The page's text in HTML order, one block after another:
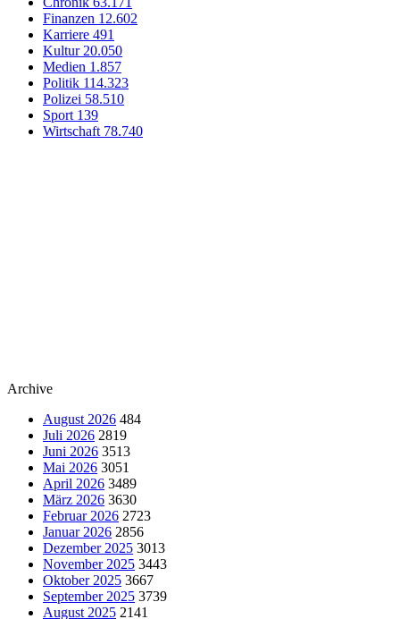
Finanzen 12.602
Karriere 491
Kultur 20.050
Medien 1.857
Politik 114.323
Polizei 58.510
Sport 139
Wirtschaft 78.740
Archive
August 2026 484
Juli 2026 2819
Juni 2026 3513
Mai 2026 3051
April 2026 3489
März 2026 3630
Februar 2026 2723
Januar 2026 2856
Dezember 2025 3013
November 2025 3443
Oktober 2025 3667
September 2025 3739
August 2025 2141